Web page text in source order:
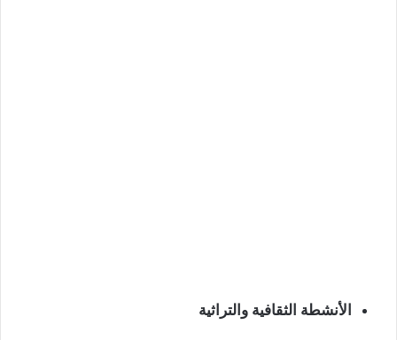
الأنشطة الثقافية والتراثية